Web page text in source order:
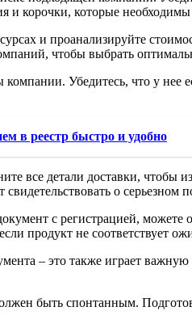
и корочки, которые
и проанализируйте
чтобы выбрать
Убедитесь, что у нее
в реестр быстро и удобно
все детали доставки, чтобы
о серьезном
с регистрацией,
продукт не соответствует
– это также играет
быть спонтанным.